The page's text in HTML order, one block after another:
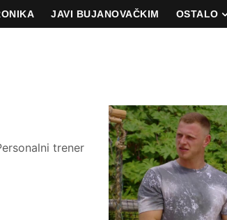
JAVI BUJANOVAČKIM OSTALO
trener